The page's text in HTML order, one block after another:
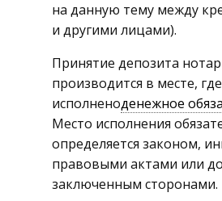
на данную тему между
и другими лицами).
Принятие депозита
производится в месте,
исполненоденежное
Место исполнения
определяется законом,
правовыми актами или
заключенным сторонами.